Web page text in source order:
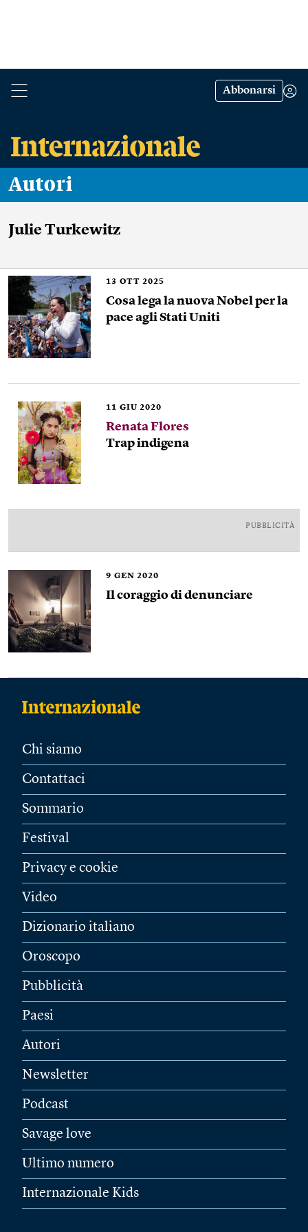
Abbonarsi
Autori
Julie Turkewitz
13 OTT 2025
Cosa lega la nuova Nobel per la
pace agli Stati Uniti
11 GIU 2020
Renata Flores
Trap indigena
PUBBLICITÀ
9 GEN 2020
Il coraggio di denunciare
Chi siamo
Contattaci
Sommario
Festival
Privacy e cookie
Video
Dizionario italiano
Oroscopo
Pubblicità
Paesi
Autori
Newsletter
Podcast
Savage love
Ultimo numero
Internazionale Kids